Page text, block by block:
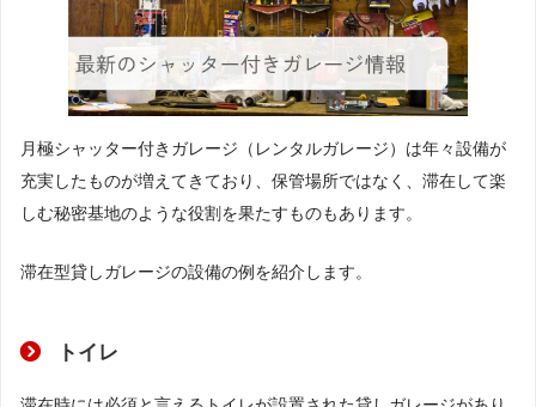
月極シャッター付きガレージ（レンタルガレージ）は年々設備が
充実したものが増えてきており、保管場所ではなく、滞在して楽
しむ秘密基地のような役割を果たすものもあります。
滞在型貸しガレージの設備の例を紹介します。
トイレ